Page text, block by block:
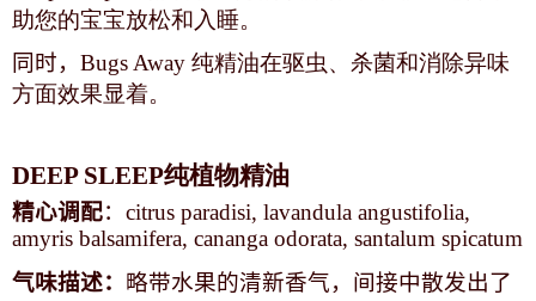
助您的宝宝放松和入睡。
同时， Bugs Away 纯精油在驱虫、杀菌和消除异味
方面效果显着。
DEEP SLEEP纯植物精油
精心调配： citrus paradisi, lavandula angustifolia,
amyris balsamifera, cananga odorata, santalum spicatum
气味描述： 略带水果的清新香气，间接中散发出了